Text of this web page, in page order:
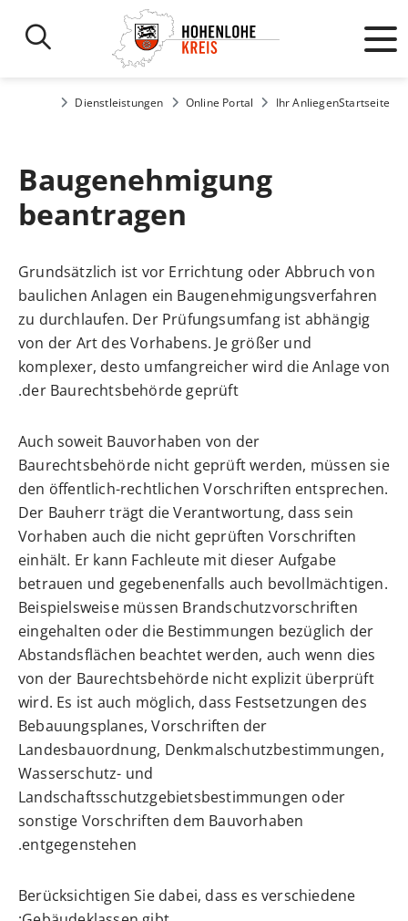
Startseite
Ihr Anliegen
Online Portal
Dienstleistungen
Baugenehmigung
beantragen
Grundsätzlich ist vor Errichtung oder Abbruch von
baulichen Anlagen ein Baugenehmigungsverfahren
zu durchlaufen. Der Prüfungsumfang ist abhängig
von der Art des Vorhabens. Je größer und
komplexer, desto umfangreicher wird die Anlage von
der Baurechtsbehörde geprüft.
Auch soweit Bauvorhaben von der
Baurechtsbehörde nicht geprüft werden, müssen sie
den öffentlich-rechtlichen Vorschriften entsprechen.
Der Bauherr trägt die Verantwortung, dass sein
Vorhaben auch die nicht geprüften Vorschriften
einhält. Er kann Fachleute mit dieser Aufgabe
betrauen und gegebenenfalls auch bevollmächtigen.
Beispielsweise müssen Brandschutzvorschriften
eingehalten oder die Bestimmungen bezüglich der
Abstandsflächen beachtet werden, auch wenn dies
von der Baurechtsbehörde nicht explizit überprüft
wird. Es ist auch möglich, dass Festsetzungen des
Bebauungsplanes, Vorschriften der
Landesbauordnung, Denkmalschutzbestimmungen,
Wasserschutz- und
Landschaftsschutzgebietsbestimmungen oder
sonstige Vorschriften dem Bauvorhaben
entgegenstehen.
Berücksichtigen Sie dabei, dass es verschiedene